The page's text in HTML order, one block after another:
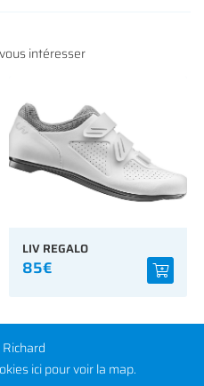
intéresser
LIV REGALO
85€
Richard
icipour voir la map.